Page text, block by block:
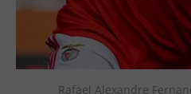
Rafael Alexandre